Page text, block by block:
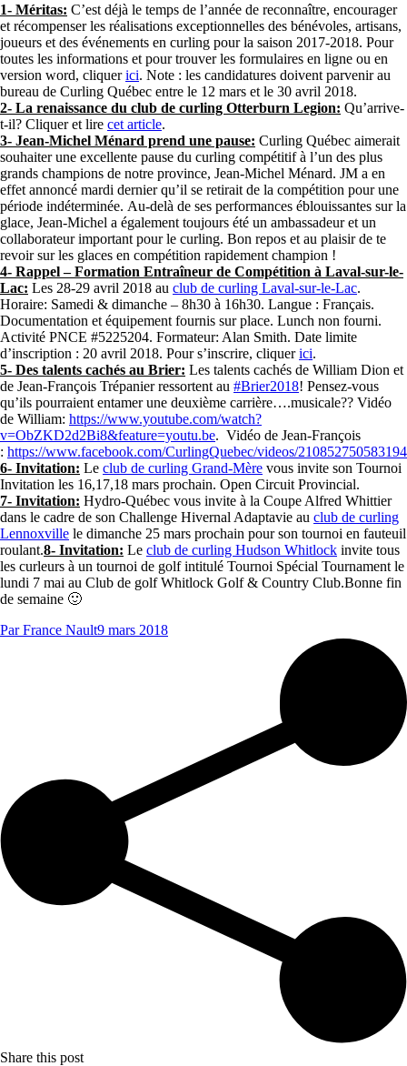
1- Méritas: C’est déjà le temps de l’année de reconnaître, encourager
et récompenser les réalisations exceptionnelles des bénévoles, artisans,
joueurs et des événements en curling pour la saison 2017-2018. Pour
toutes les informations et pour trouver les formulaires en ligne ou en
version word, cliquerici. Note : les candidatures doivent parvenir au
bureau de Curling Québec entre le 12 mars et le 30 avril 2018.
2- La renaissance du club de curling Otterburn Legion: Qu’arrive-
t-il? Cliquer et lire cet article.
3- Jean-Michel Ménard prend une pause: Curling Québec aimerait
souhaiter une excellente pause du curling compétitif à l’un des plus
grands champions de notre province, Jean-Michel Ménard. JM a en
effet annoncé mardi dernier qu’il se retirait de la compétition pour une
période indéterminée. Au-delà de ses performances éblouissantes sur la
glace, Jean-Michel a également toujours été un ambassadeur et un
collaborateur important pour le curling. Bon repos et au plaisir de te
revoir sur les glaces en compétition rapidement champion !
4- Rappel – Formation Entraîneur de Compétition à Laval-sur-le-
Lac: Les 28-29 avril 2018 au club de curling Laval-sur-le-Lac.
Horaire: Samedi & dimanche – 8h30 à 16h30. Langue : Français.
Documentation et équipement fournis sur place. Lunch non fourni.
Activité PNCE #5225204. Formateur: Alan Smith. Date limite
d’inscription : 20 avril 2018. Pour s’inscrire, cliquerici.
5- Des talents cachés au Brier: Les talents cachés de William Dion et
de Jean-François Trépanier ressortent au #Brier2018! Pensez-vous
qu’ils pourraient entamer une deuxième carrière….musicale?? Vidéo
de William: https://www.youtube.com/watch?
v=ObZKD2d2Bi8&feature=youtu.be. Vidéo de Jean-François
: https://www.facebook.com/CurlingQuebec/videos/
6- Invitation: Le club de curling Grand-Mère vous invite son Tournoi
Invitation les 16,17,18 mars prochain. Open Circuit Provincial.
7- Invitation: Hydro-Québec vous invite à la Coupe Alfred Whittier
dans le cadre de son Challenge Hivernal Adaptavie au club de curling
Lennoxville le dimanche 25 mars prochain pour son tournoi en fauteuil
roulant.8- Invitation: Le club de curling Hudson Whitlock invite tous
les curleurs à un tournoi de golf intitulé Tournoi Spécial Tournament le
lundi 7 mai au Club de golf Whitlock Golf & Country Club.Bonne fin
de semaine 🙂
ParFrance Nault9 mars 2018
Share this post